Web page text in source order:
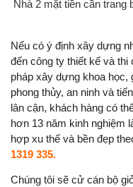
Nhà 2 mặt tiền cần trang
Nếu có ý định xây dựng
đến công ty thiết kế và
pháp xây dựng khoa học,
phong thủy, an ninh và
lân cận, khách hàng có
hơn 13 năm kinh nghiệm
hợp xu thế và bền đẹp
1319 335.
Chúng tôi sẽ cử cán bộ